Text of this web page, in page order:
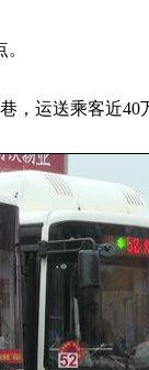
运送乘客近40